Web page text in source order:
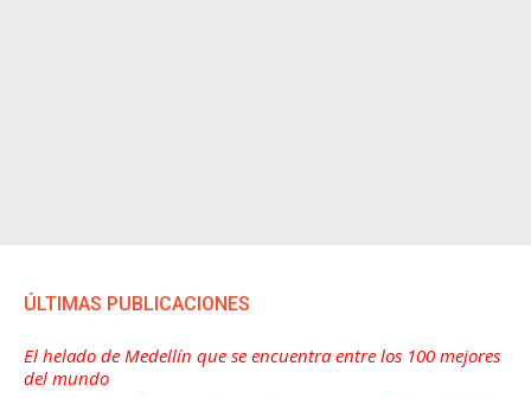
ÚLTIMAS PUBLICACIONES
El helado de Medellín que se encuentra entre los 100 mejores
del mundo